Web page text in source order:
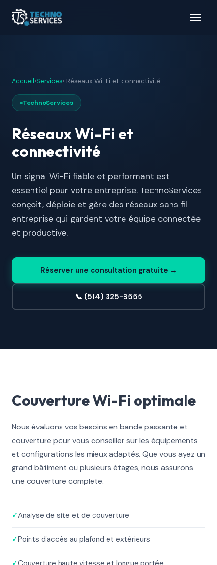
Accueil›Services› Réseaux Wi-Fi et connectivité
TechnoServices
Réseaux Wi-Fi et
connectivité
Un signal Wi-Fi fiable et performant est
essentiel pour votre entreprise. TechnoServices
conçoit, déploie et gère des réseaux sans fil
entreprise qui gardent votre équipe connectée
et productive.
Réserver une consultation gratuite →
📞 (514) 325-8555
Couverture Wi-Fi optimale
Nous évaluons vos besoins en bande passante et
couverture pour vous conseiller sur les équipements
et configurations les mieux adaptés. Que vous ayez un
grand bâtiment ou plusieurs étages, nous assurons
une couverture complète.
✓Analyse de site et de couverture
✓Points d'accès au plafond et extérieurs
✓Couverture haute vitesse et longue portée